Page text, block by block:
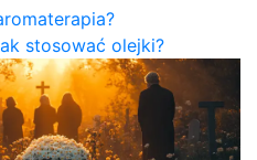
stosować olejki?